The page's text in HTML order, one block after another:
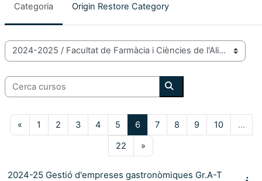
Categoria Origin Restore Category
Categories de Cursos
Cerca cursos
Cerca cursos
«Pàgina anterior
1 Pàgina 1
2Pàgina 2
3Pàgina 3
4Pàgina 4
5Pàgina 5
6Pàgina 6
7Pàgina 7
8Pàgina 8
9Pàgina 9
10Pàgina 10
…
22 Pàgina 22
»
2024-25 Gestió d'empreses gastronòmiques Gr.A-T